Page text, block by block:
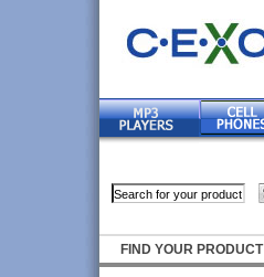
FIND YOUR PRODUCT